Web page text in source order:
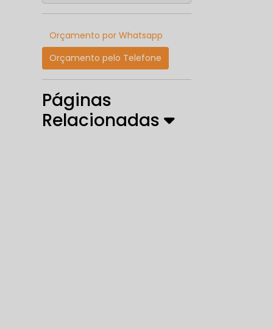
Orçamento por Whatsapp
Orçamento pelo Telefone
Páginas
Relacionadas